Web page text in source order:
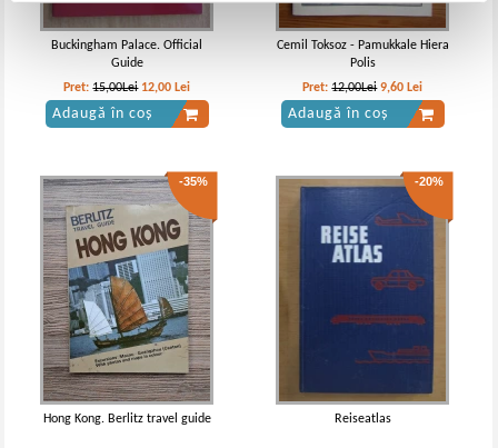
Buckingham Palace. Official
Guide
Pret:15,00Lei 12,00 Lei
Adaugă în coș
Cemil Toksoz - Pamukkale Hiera
Polis
Pret:12,00Lei 9,60 Lei
Adaugă în coș
-35%
Hong Kong. Berlitz travel guide
-20%
Reiseatlas